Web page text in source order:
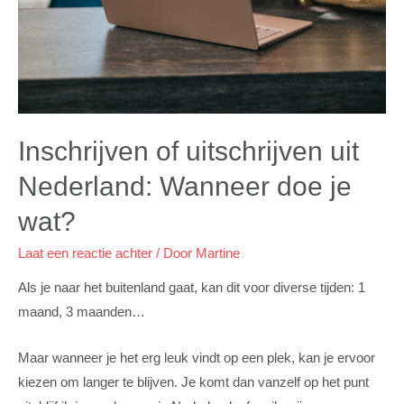
Inschrijven of uitschrijven uit
Nederland: Wanneer doe je
wat?
Laat een reactie achter / Door Martine
Als je naar het buitenland gaat, kan dit voor diverse tijden: 1
maand, 3 maanden…
Maar wanneer je het erg leuk vindt op een plek, kan je ervoor
kiezen om langer te blijven. Je komt dan vanzelf op het punt